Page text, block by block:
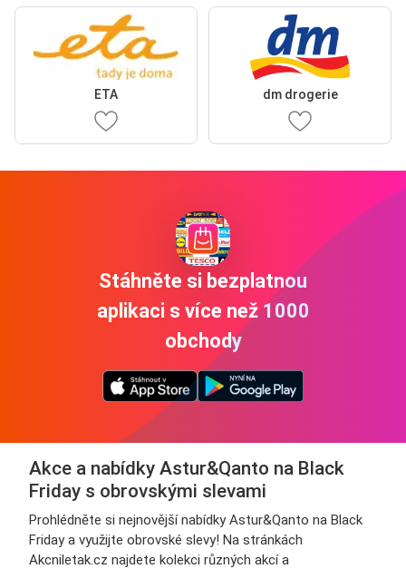
ETA dm drogerie
Stáhněte si bezplatnou
aplikaci s více než 1000
obchody
Akce a nabídky Astur&Qanto na Black
Friday s obrovskými slevami
Prohlédněte si nejnovější nabídky Astur&Qanto na Black
Friday a využijte obrovské slevy! Na stránkách
Akcniletak.cz najdete kolekci různých akcí a